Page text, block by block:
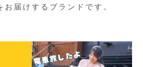
お届けするブランドです。